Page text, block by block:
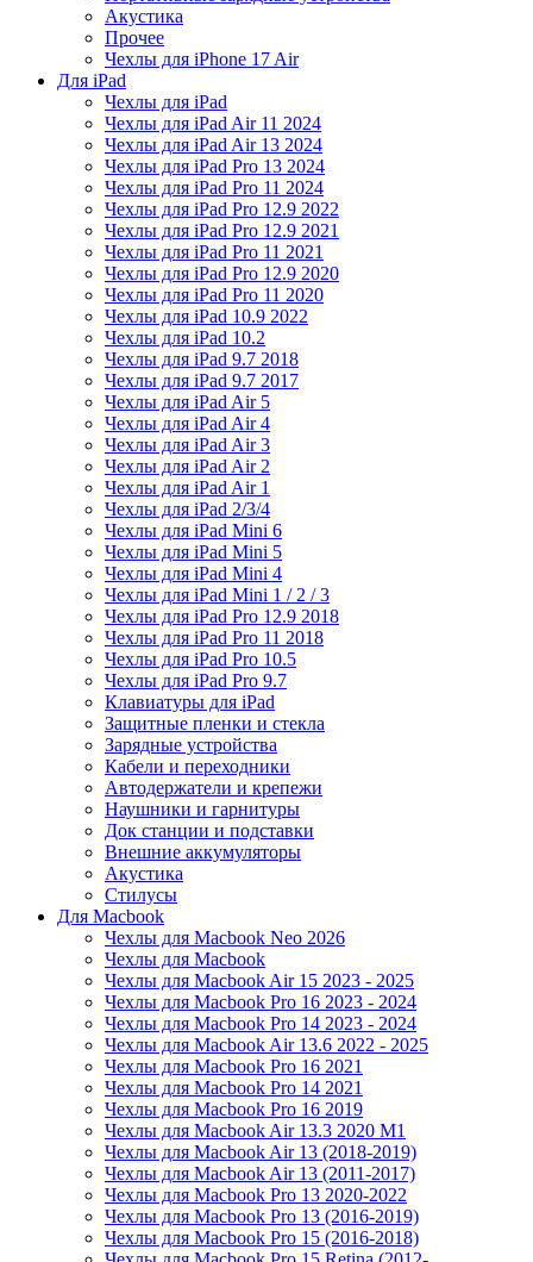
Акустика
Прочее
Чехлы для iPhone 17 Air
Для iPad
Чехлы для iPad
Чехлы для iPad Air 11 2024
Чехлы для iPad Air 13 2024
Чехлы для iPad Pro 13 2024
Чехлы для iPad Pro 11 2024
Чехлы для iPad Pro 12.9 2022
Чехлы для iPad Pro 12.9 2021
Чехлы для iPad Pro 11 2021
Чехлы для iPad Pro 12.9 2020
Чехлы для iPad Pro 11 2020
Чехлы для iPad 10.9 2022
Чехлы для iPad 10.2
Чехлы для iPad 9.7 2018
Чехлы для iPad 9.7 2017
Чехлы для iPad Air 5
Чехлы для iPad Air 4
Чехлы для iPad Air 3
Чехлы для iPad Air 2
Чехлы для iPad Air 1
Чехлы для iPad 2/3/4
Чехлы для iPad Mini 6
Чехлы для iPad Mini 5
Чехлы для iPad Mini 4
Чехлы для iPad Mini 1 / 2 / 3
Чехлы для iPad Pro 12.9 2018
Чехлы для iPad Pro 11 2018
Чехлы для iPad Pro 10.5
Чехлы для iPad Pro 9.7
Клавиатуры для iPad
Защитные пленки и стекла
Зарядные устройства
Кабели и переходники
Автодержатели и крепежи
Наушники и гарнитуры
Док станции и подставки
Внешние аккумуляторы
Акустика
Стилусы
Для Macbook
Чехлы для Macbook Neo 2026
Чехлы для Macbook
Чехлы для Macbook Air 15 2023 - 2025
Чехлы для Macbook Pro 16 2023 - 2024
Чехлы для Macbook Pro 14 2023 - 2024
Чехлы для Macbook Air 13.6 2022 - 2025
Чехлы для Macbook Pro 16 2021
Чехлы для Macbook Pro 14 2021
Чехлы для Macbook Pro 16 2019
Чехлы для Macbook Air 13.3 2020 M1
Чехлы для Macbook Air 13 (2018-2019)
Чехлы для Macbook Air 13 (2011-2017)
Чехлы для Macbook Pro 13 2020-2022
Чехлы для Macbook Pro 13 (2016-2019)
Чехлы для Macbook Pro 15 (2016-2018)